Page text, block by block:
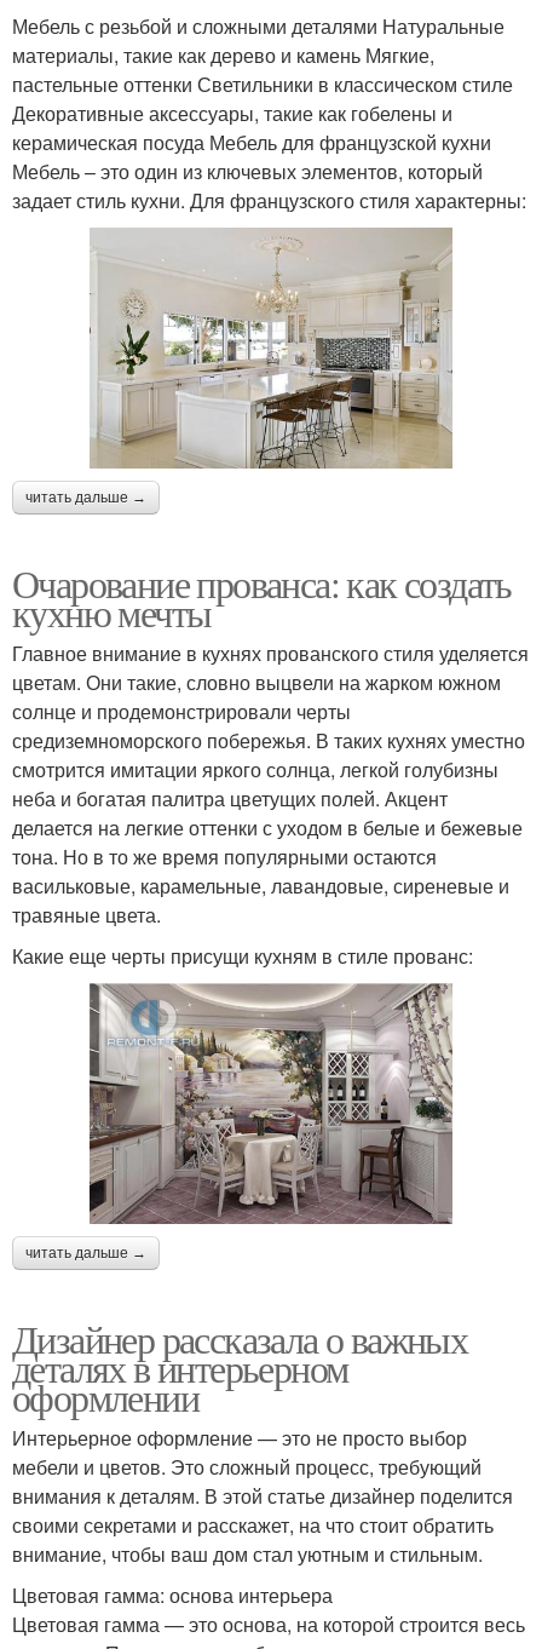
Мебель с резьбой и сложными деталями Натуральные
материалы, такие как дерево и камень Мягкие,
пастельные оттенки Светильники в классическом стиле
Декоративные аксессуары, такие как гобелены и
керамическая посуда Мебель для французской кухни
Мебель – это один из ключевых элементов, который
задает стиль кухни. Для французского стиля характерны:
читать дальше →
Очарование прованса: как создать
кухню мечты
Главное внимание в кухнях прованского стиля уделяется
цветам. Они такие, словно выцвели на жарком южном
солнце и продемонстрировали черты
средиземноморского побережья. В таких кухнях уместно
смотрится имитации яркого солнца, легкой голубизны
неба и богатая палитра цветущих полей. Акцент
делается на легкие оттенки с уходом в белые и бежевые
тона. Но в то же время популярными остаются
васильковые, карамельные, лавандовые, сиреневые и
травяные цвета.
Какие еще черты присущи кухням в стиле прованс:
читать дальше →
Дизайнер рассказала о важных
деталях в интерьерном
оформлении
Интерьерное оформление — это не просто выбор
мебели и цветов. Это сложный процесс, требующий
внимания к деталям. В этой статье дизайнер поделится
своими секретами и расскажет, на что стоит обратить
внимание, чтобы ваш дом стал уютным и стильным.
Цветовая гамма: основа интерьера
Цветовая гамма — это основа, на которой строится весь